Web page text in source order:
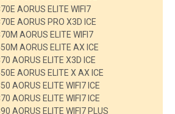
AORUS ELITE WIFI7
AORUS PRO X3D ICE
AORUS ELITE WIFI7
AORUS ELITE AX ICE
AORUS ELITE X3D ICE
AORUS ELITE X AX ICE
AORUS ELITE WIFI7 ICE
AORUS ELITE WIFI7 ICE
AORUS ELITE WIFI7 PLUS